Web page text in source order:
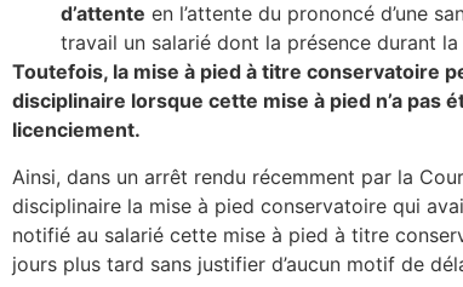
d’attente en l’attente du prononcé d’une
travail un salarié dont la présence durant
Toutefois, la mise à pied à titre conservatoire
disciplinaire lorsque cette mise à pied n’a pas
licenciement.
Ainsi, dans un arrêt rendu récemment par la
disciplinaire la mise à pied conservatoire qui
notifié au salarié cette mise à pied à titre
jours plus tard sans justifier d’aucun motif de